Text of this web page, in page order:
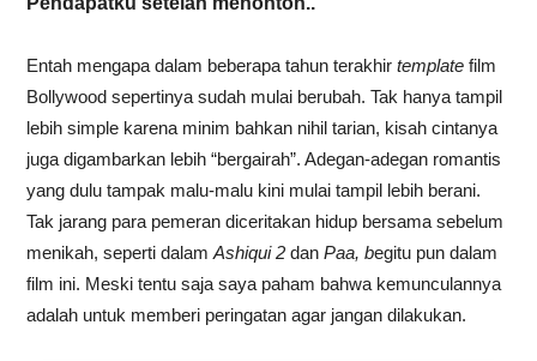
Entah mengapa dalam beberapa tahun terakhir template film
Bollywood sepertinya sudah mulai berubah. Tak hanya tampil
lebih simple karena minim bahkan nihil tarian, kisah cintanya
juga digambarkan lebih “bergairah”. Adegan-adegan romantis
yang dulu tampak malu-malu kini mulai tampil lebih berani.
Tak jarang para pemeran diceritakan hidup bersama sebelum
menikah, seperti dalam Ashiqui 2 dan Paa, begitu pun dalam
film ini. Meski tentu saja saya paham bahwa kemunculannya
adalah untuk memberi peringatan agar jangan dilakukan.